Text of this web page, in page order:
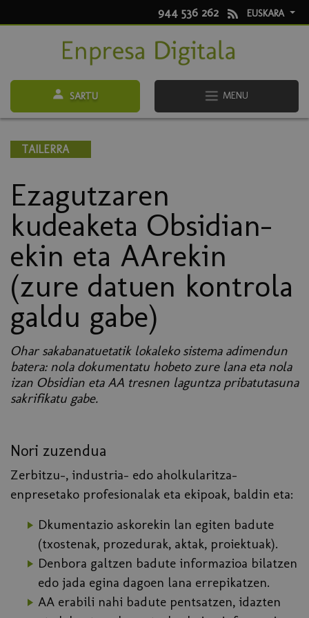
944 536 262 EUSKARA
SARTU MENU
TAILERRA
Ezagutzaren
kudeaketa Obsidian-
ekin eta AArekin
(zure datuen kontrola
galdu gabe)
Ohar sakabanatuetatik lokaleko sistema adimendun
batera: nola dokumentatu hobeto zure lana eta nola
izan Obsidian eta AA tresnen laguntza pribatutasuna
sakrifikatu gabe.
Nori zuzendua
Zerbitzu-, industria- edo aholkularitza-
enpresetako profesionalak eta ekipoak, baldin eta:
Dkumentazio askorekin lan egiten badute
(txostenak, prozedurak, aktak, proiektuak).
Denbora galtzen badute informazioa bilatzen
edo jada egina dagoen lana errepikatzen.
AA erabili nahi badute pentsatzen, idazten